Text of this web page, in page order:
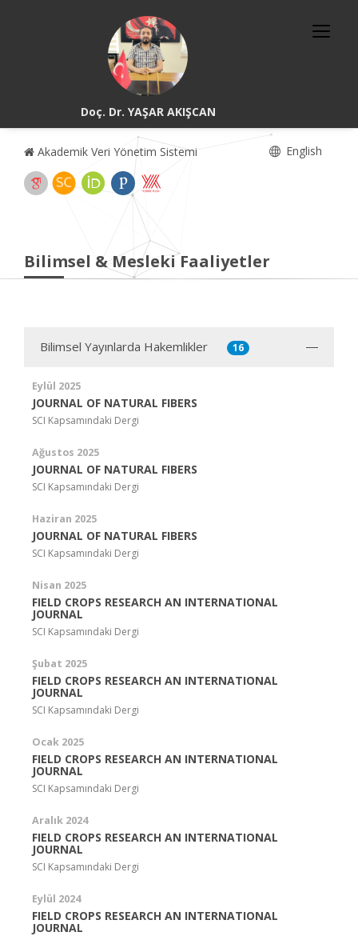
Doç. Dr. YAŞAR AKIŞCAN
Akademik Veri Yönetim Sistemi English
Bilimsel & Mesleki Faaliyetler
Bilimsel Yayınlarda Hakemlikler 16
Eylül 2025
JOURNAL OF NATURAL FIBERS
SCI Kapsamındaki Dergi
Ağustos 2025
JOURNAL OF NATURAL FIBERS
SCI Kapsamındaki Dergi
Haziran 2025
JOURNAL OF NATURAL FIBERS
SCI Kapsamındaki Dergi
Nisan 2025
FIELD CROPS RESEARCH AN INTERNATIONAL
JOURNAL
SCI Kapsamındaki Dergi
Şubat 2025
FIELD CROPS RESEARCH AN INTERNATIONAL
JOURNAL
SCI Kapsamındaki Dergi
Ocak 2025
FIELD CROPS RESEARCH AN INTERNATIONAL
JOURNAL
SCI Kapsamındaki Dergi
Aralık 2024
FIELD CROPS RESEARCH AN INTERNATIONAL
JOURNAL
SCI Kapsamındaki Dergi
Eylül 2024
FIELD CROPS RESEARCH AN INTERNATIONAL
JOURNAL